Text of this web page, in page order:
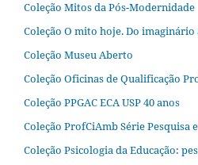
Coleção Mitos da Pós-Modernidade
Coleção O mito hoje. Do imaginário
Coleção Museu Aberto
Coleção Oficinas de Qualificação
Coleção PPGAC ECA USP 40 anos
Coleção ProfCiAmb Série Pesquisa
Coleção Psicologia da Educação: